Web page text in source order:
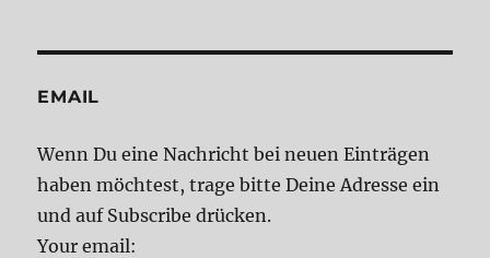
EMAIL
Wenn Du eine Nachricht bei neuen Einträgen
haben möchtest, trage bitte Deine Adresse ein
und auf Subscribe drücken.
Your email: